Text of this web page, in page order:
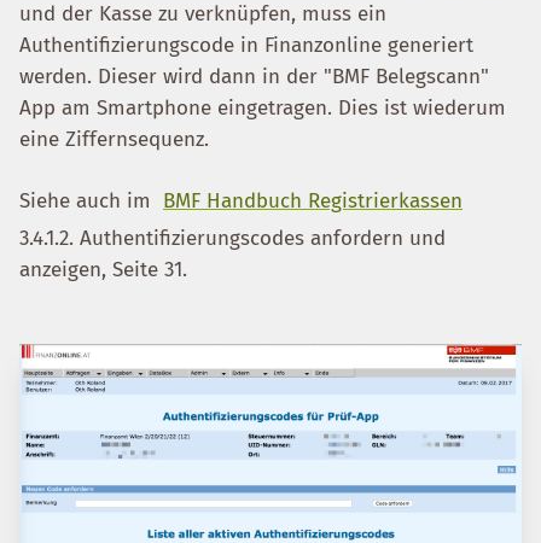
und der Kasse zu verknüpfen, muss ein
Authentifizierungscode in Finanzonline generiert
werden. Dieser wird dann in der "BMF Belegscann"
App am Smartphone eingetragen. Dies ist wiederum
eine Ziffernsequenz.
Siehe auch im
BMF Handbuch Registrierkassen
3.4.1.2. Authentifizierungscodes anfordern und
anzeigen, Seite 31.